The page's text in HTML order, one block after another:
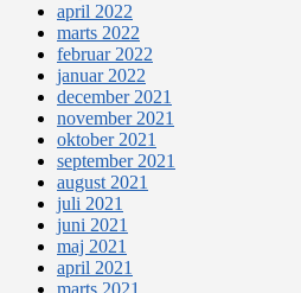
april 2022
marts 2022
februar 2022
januar 2022
december 2021
november 2021
oktober 2021
september 2021
august 2021
juli 2021
juni 2021
maj 2021
april 2021
marts 2021